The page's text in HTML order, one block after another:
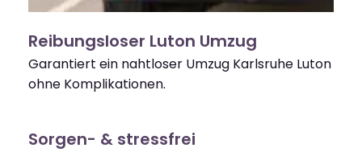
Reibungsloser Luton Umzug
Garantiert ein nahtloser Umzug Karlsruhe Luton
ohne Komplikationen.
Sorgen- & stressfrei